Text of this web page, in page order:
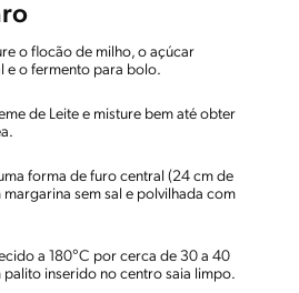
o flocão de milho, o açúcar
e o fermento para bolo.
de Leite e misture bem até obter
forma de furo central (24 cm de
sem sal e polvilhada com
a 180°C por cerca de 30 a 40
palito inserido no centro saia limpo.